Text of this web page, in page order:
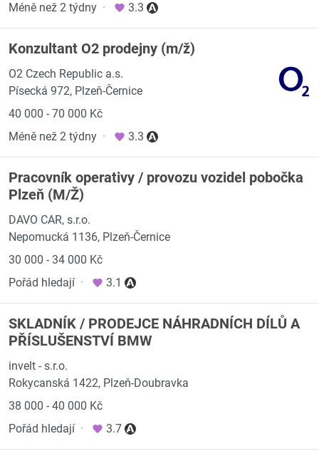
Méně než 2 týdny · 3.3
Konzultant O2 prodejny (m/ž)
O2 Czech Republic a.s.
Písecká 972, Plzeň-Černice
40 000 - 70 000 Kč
Méně než 2 týdny · 3.3
Pracovník operativy / provozu vozidel pobočka
Plzeň (M/Ž)
DAVO CAR, s.r.o.
Nepomucká 1136, Plzeň-Černice
30 000 - 34 000 Kč
Pořád hledají · 3.1
SKLADNÍK / PRODEJCE NÁHRADNÍCH DÍLŮ A
PŘÍSLUŠENSTVÍ BMW
invelt - s.r.o.
Rokycanská 1422, Plzeň-Doubravka
38 000 - 40 000 Kč
Pořád hledají · 3.7